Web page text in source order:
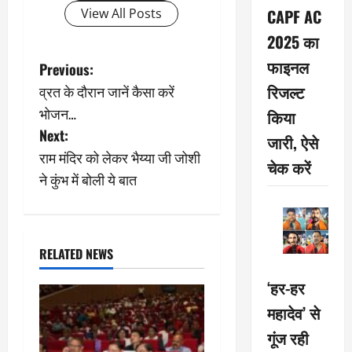
View All Posts
P
o
s
t
v
i
g
Previous:
व्रत के दौरान जानें कैसा करें
भोजन…
Next:
राम मंदिर को लेकर भैय्या जी जोशी
ने कुंभ में बोली ये बात
RELATED NEWS
CAPF AC
2025 का
फाइनल
रिजल्ट
किया
जारी, ऐसे
चेक करें
‘हर-हर
महादेव’ से
गूंज रही